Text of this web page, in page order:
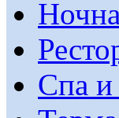
Спа и